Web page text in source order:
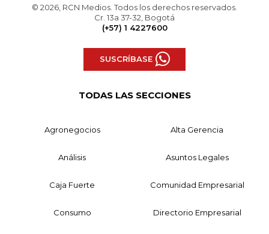
© 2026, RCN Medios. Todos los derechos reservados.
Cr. 13a 37-32, Bogotá
(+57) 1 4227600
SUSCRÍBASE
TODAS LAS SECCIONES
Agronegocios Alta Gerencia
Análisis Asuntos Legales
Caja Fuerte Comunidad Empresarial
Consumo Directorio Empresarial